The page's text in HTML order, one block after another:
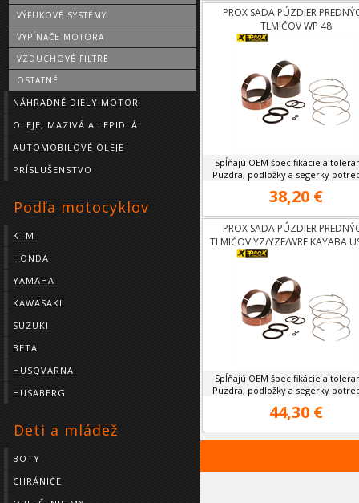
VÝFUKOVÉ SYSTÉMY
VYPÍNAČE MOTORA
VZDUCHOVÉ FILTRE
OSTATNÉ
NÁHRADNÉ DIELY MOTOR
OLEJE, MAZIVÁ A LEPIDLÁ
AUTOMOBILOVÉ OLEJE
PRÍSLUŠENSTVO
Podľa motocyklov
KTM
HONDA
YAMAHA
KAWASAKI
SUZUKI
BETA
HUSQVARNA
HUSABERG
Deti a mládež
BOTY
CHRÁNIČE
PROX SADA PÚZDIER
TLMIČOV WP 48
Spĺňajú OEM špecifikácie a
Puzdra, podložky a segerky
38,20 €
PROX SADA PÚZDIER
TLMIČOV YZ/YZF/WRF KAYABA
Spĺňajú OEM špecifikácie a
Puzdra, podložky a segerky
44,30 €